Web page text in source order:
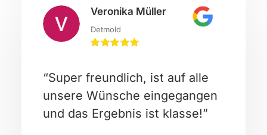
Veronika Müller
Detmold
“Super freundlich, ist auf alle
unsere Wünsche eingegangen
und das Ergebnis ist klasse!”